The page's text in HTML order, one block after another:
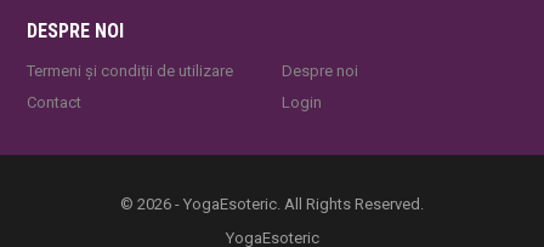
DESPRE NOI
Termeni și condiții de utilizare
Contact
Despre noi
Login
© 2026 - YogaEsoteric. All Rights Reserved.
YogaEsoteric